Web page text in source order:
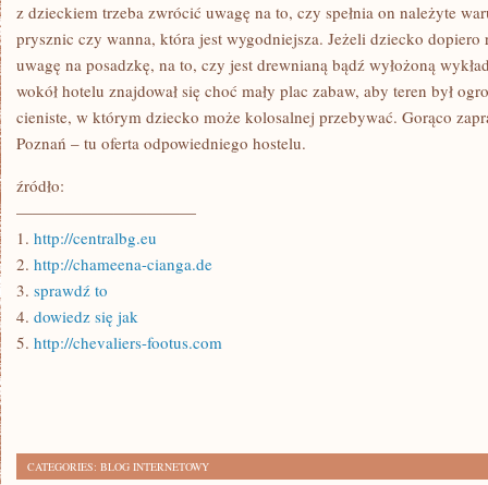
z dzieckiem trzeba zwrócić uwagę na to, czy spełnia on należyte
prysznic czy wanna, która jest wygodniejsza. Jeżeli dziecko dopiero
uwagę na posadzkę, na to, czy jest drewnianą bądź wyłożoną
wokół hotelu znajdował się choć mały plac zabaw, aby teren był
cieniste, w którym dziecko może kolosalnej przebywać. Gorąco
Poznań – tu oferta odpowiedniego hostelu.
źródło:
———————————
1. http://centralbg.eu
2. http://chameena-cianga.de
3. sprawdź to
4. dowiedz się jak
5. http://chevaliers-footus.com
CATEGORIES: BLOG INTERNETOWY